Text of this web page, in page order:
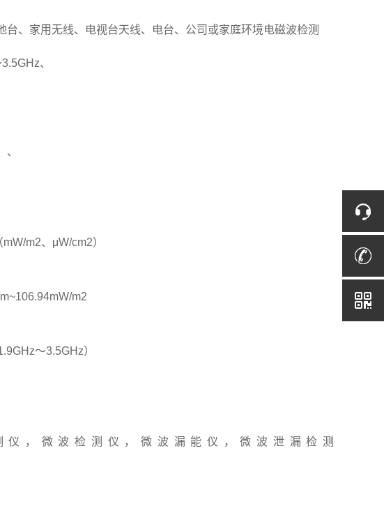
、家用无线、电视台天线、电台、公司或家庭环境电磁波检测
、
m2、μW/cm2）
m2
～3.5GHz）
仪，微波检测仪，微波漏能仪，微波泄漏检测